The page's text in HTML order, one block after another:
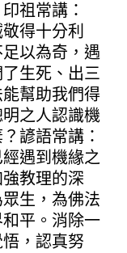
祖常講：
得十分利
以為奇，遇
生死、出三
幫助我們得
之人認識機
諺語常講：
經遇到機緣之
教理的深
生，為佛法
平。消除一
，認真努